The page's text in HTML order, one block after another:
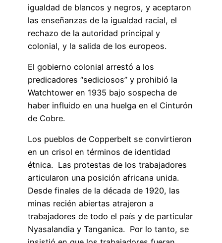
igualdad de blancos y negros, y aceptaron
las enseñanzas de la igualdad racial, el
rechazo de la autoridad principal y
colonial, y la salida de los europeos.
El gobierno colonial arrestó a los
predicadores “sediciosos” y prohibió la
Watchtower en 1935 bajo sospecha de
haber influido en una huelga en el Cinturón
de Cobre.
Los pueblos de Copperbelt se convirtieron
en un crisol en términos de identidad
étnica. Las protestas de los trabajadores
articularon una posición africana unida.
Desde finales de la década de 1920, las
minas recién abiertas atrajeron a
trabajadores de todo el país y de particular
Nyasalandia y Tanganica. Por lo tanto, se